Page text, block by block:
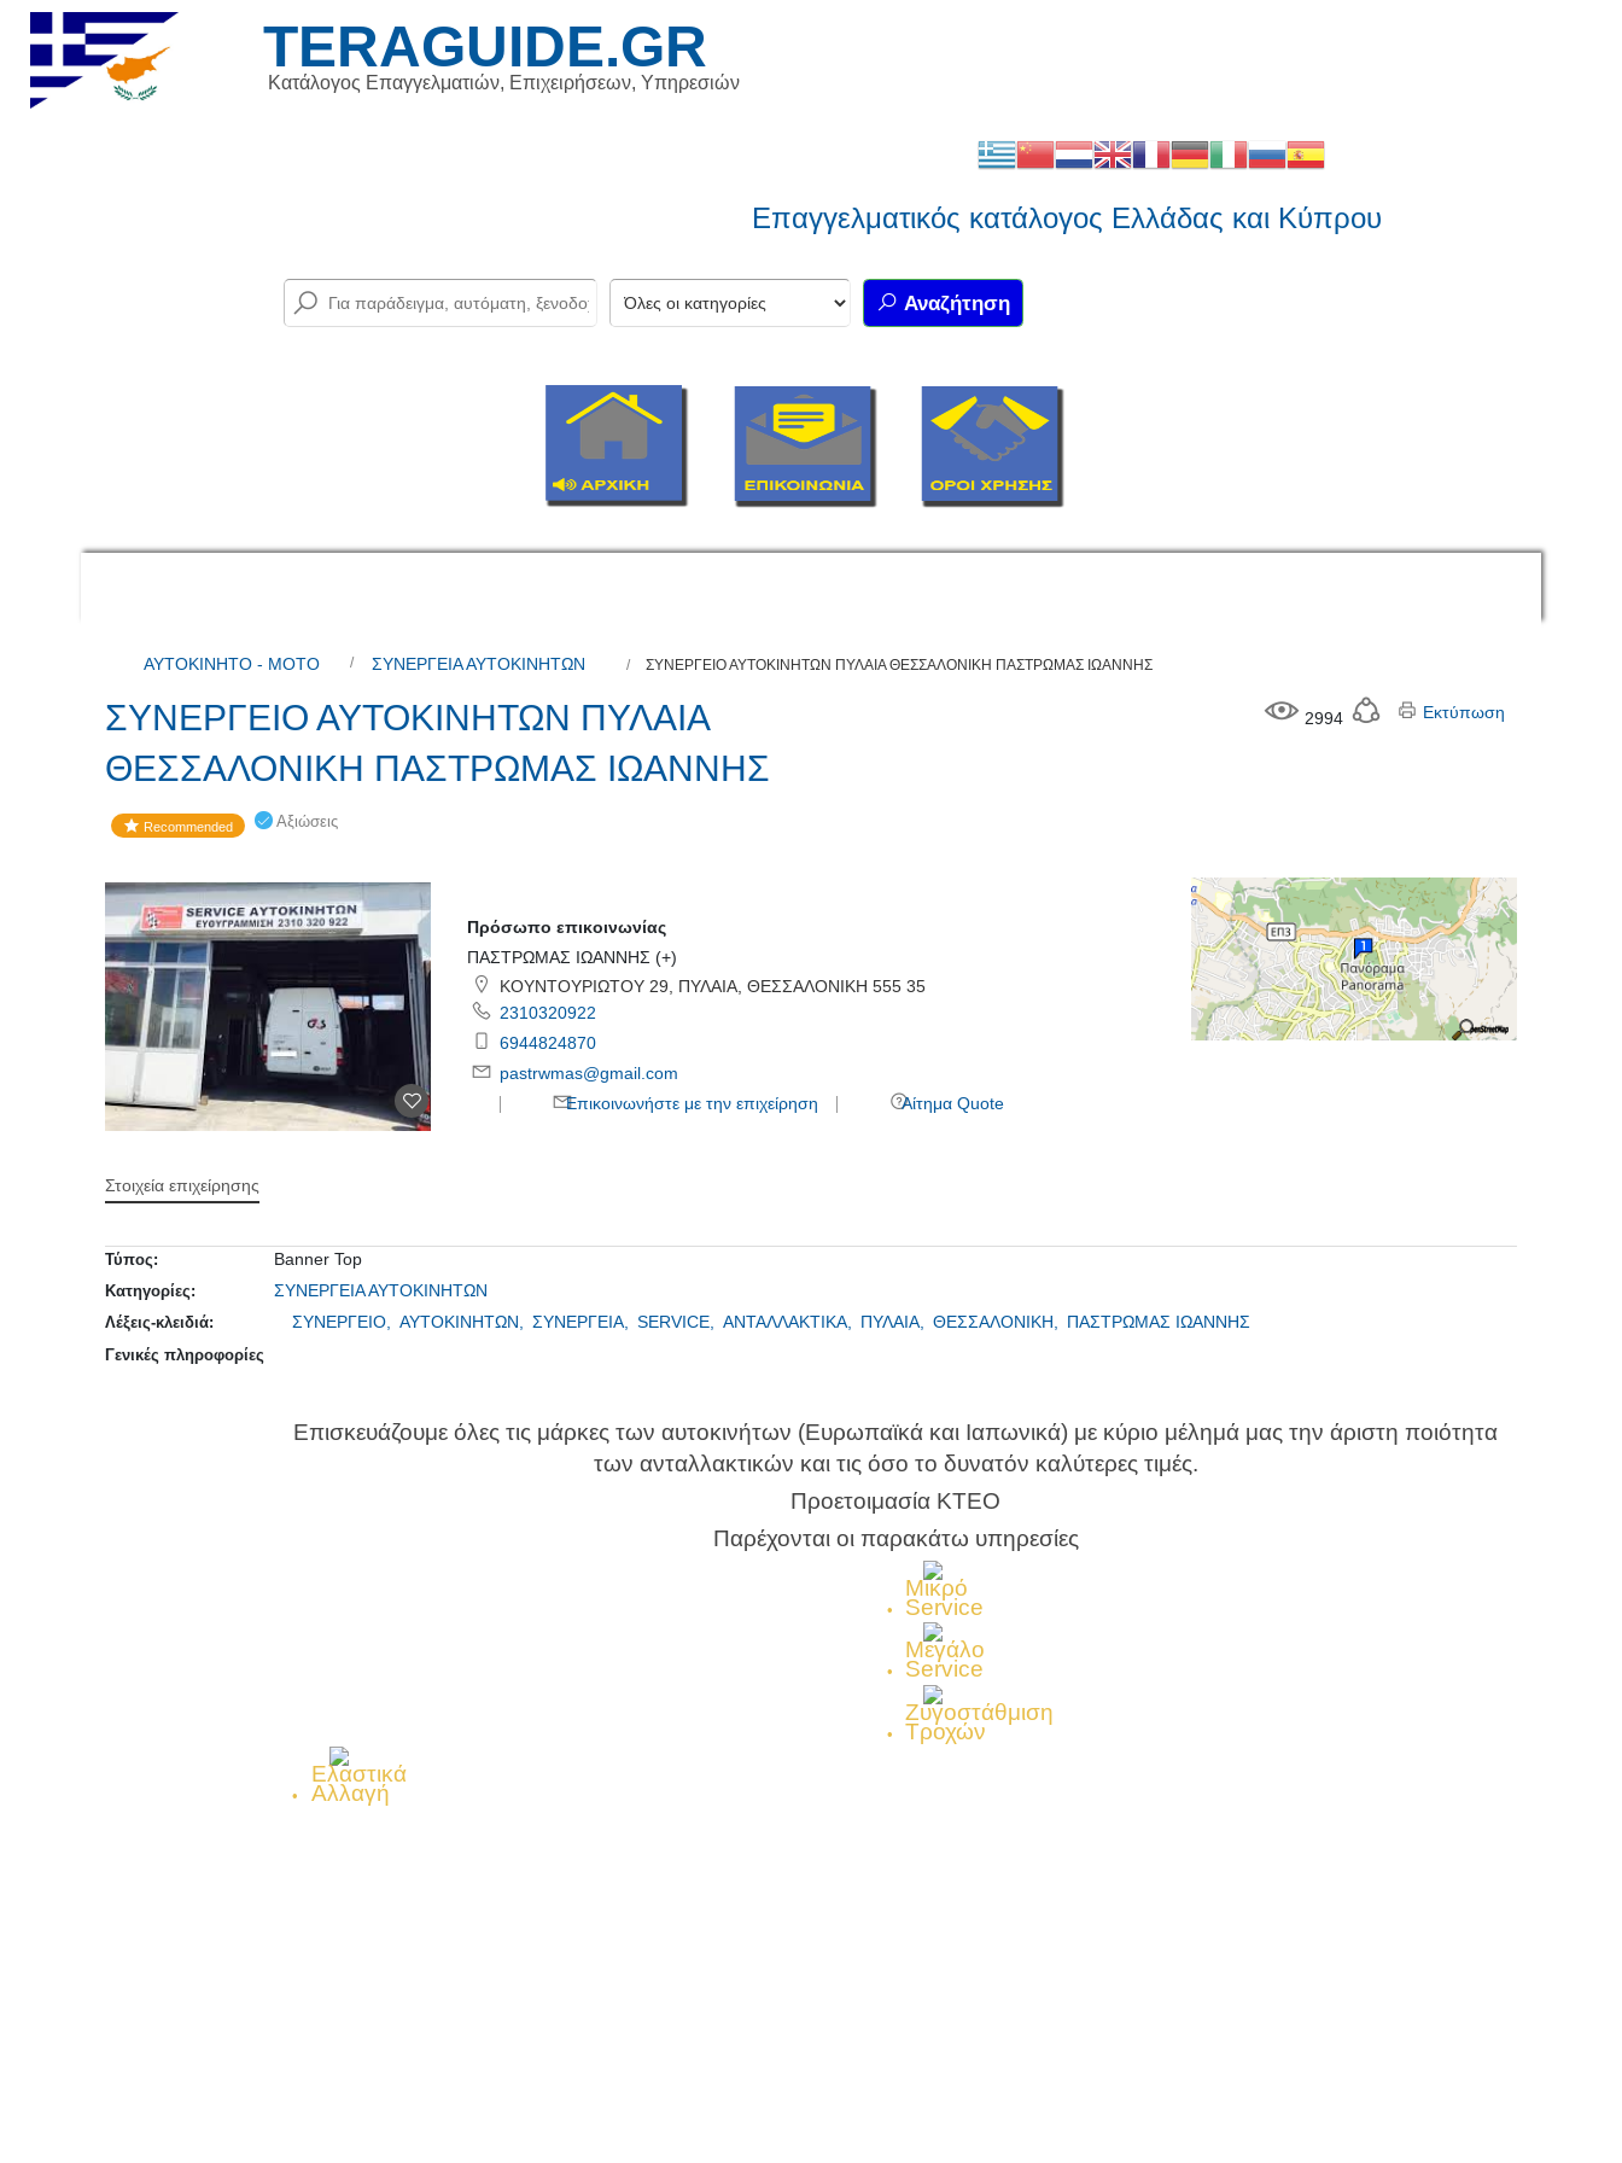
Κατάλογος Επαγγελματιών, Επιχειρήσεων, Υπηρεσιών
TERAGUIDE.GR
Επαγγελματικός κατάλογος Ελλάδας και Κύπρου
Αναζήτηση
ΑΥΤΟΚΙΝΗΤΟ - ΜΟΤΟ ΣΥΝΕΡΓΕΙΑ ΑΥΤΟΚΙΝΗΤΩΝ ΣΥΝΕΡΓΕΙΟ ΑΥΤΟΚΙΝΗΤΩΝ ΠΥΛΑΙΑ ΘΕΣΣΑΛΟΝΙΚΗ ΠΑΣΤΡΩΜΑΣ ΙΩΑΝΝΗΣ
ΣΥΝΕΡΓΕΙΟ ΑΥΤΟΚΙΝΗΤΩΝ ΠΥΛΑΙΑ
ΘΕΣΣΑΛΟΝΙΚΗ ΠΑΣΤΡΩΜΑΣ ΙΩΑΝΝΗΣ
Recommended Αξιώσεις
2994 Εκτύπωση
Πρόσωπο επικοινωνίας
ΠΑΣΤΡΩΜΑΣ ΙΩΑΝΝΗΣ (+)
ΚΟΥΝΤΟΥΡΙΩΤΟΥ 29, ΠΥΛΑΙΑ, ΘΕΣΣΑΛΟΝΙΚΗ 555 35
2310320922
6944824870
pastrwmas@gmail.com
Επικοινωνήστε με την επιχείρηση
Αίτημα Quote
Στοιχεία επιχείρησης
Τύπος: Banner Top
Κατηγορίες: ΣΥΝΕΡΓΕΙΑ ΑΥΤΟΚΙΝΗΤΩΝ
Λέξεις-κλειδιά: ΣΥΝΕΡΓΕΙΟ, ΑΥΤΟΚΙΝΗΤΩΝ, ΣΥΝΕΡΓΕΙΑ, SERVICE, ΑΝΤΑΛΛΑΚΤΙΚΑ, ΠΥΛΑΙΑ, ΘΕΣΣΑΛΟΝΙΚΗ, ΠΑΣΤΡΩΜΑΣ ΙΩΑΝΝΗΣ
Γενικές πληροφορίες
Επισκευάζουμε όλες τις μάρκες των αυτοκινήτων (Ευρωπαϊκά και Ιαπωνικά) με κύριο μέλημά μας την άριστη ποιότητα
των ανταλλακτικών και τις όσο το δυνατόν καλύτερες τιμές.
Προετοιμασία ΚΤΕΟ
Παρέχονται οι παρακάτω υπηρεσίες
Μικρό
Service
Μεγάλο
Service
Ζυγοστάθμιση
Τροχών
Ελαστικά
Αλλαγή